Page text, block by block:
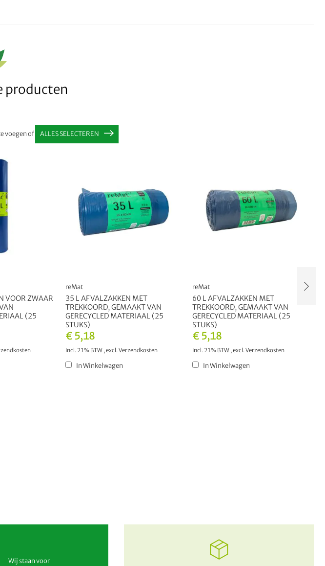
producten
voegen of ALLES SELECTEREN
VOOR ZWAAR
(25
€ 5,18
Incl. 21% BTW ,excl.Verzendkosten
reMat
35 L AFVALZAKKEN MET
TREKKOORD, GEMAAKT VAN
GERECYCLED MATERIAAL (25
STUKS)
In Winkelwagen
€ 5,18
Incl. 21% BTW ,excl.Verzendkosten
reMat
60 L AFVALZAKKEN MET
TREKKOORD, GEMAAKT VAN
GERECYCLED MATERIAAL (25
STUKS)
In Winkelwagen
Wij staan voor